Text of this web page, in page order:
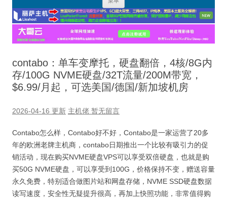
正
文
contabo：单车变摩托，硬盘翻倍，4核/8G内
存/100G NVME硬盘/32T流量/200M带宽，
$6.99/月起，可选美国/德国/新加坡机房
2026-04-16 更新 主机佬 暂无留言
Contabo怎么样，Contabo好不好，Contabo是一家运营了20多
年的欧洲老牌主机商，contabo日期推出一个比较有吸引力的促
销活动，现在购买NVME硬盘VPS可以享受双倍硬盘，也就是购
买50G NVME硬盘，可以享受到100G，价格保持不变，赠送容量
永久免费，特别适合做图片站和网盘存储，NVME SSD硬盘数据
读写速度，安全性无疑提升很高，再加上快照功能，非常值得购